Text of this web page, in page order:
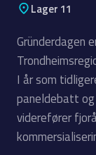
Lager 11
Gründerdagen
I år som
paneldebatt
viderefører